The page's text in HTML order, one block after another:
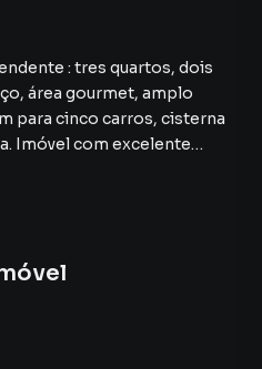
dois
cisterna
Imóvel com excelente